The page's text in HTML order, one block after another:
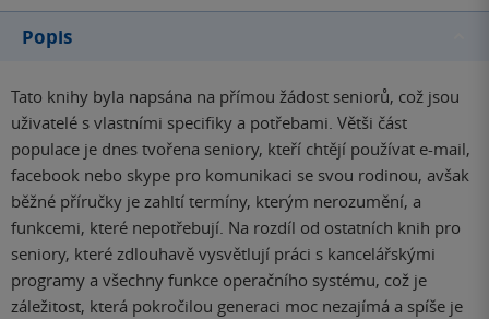
Popis
Tato knihy byla napsána na přímou žádost seniorů, což jsou
uživatelé s vlastními specifiky a potřebami. Větši část
populace je dnes tvořena seniory, kteří chtějí používat e-mail,
facebook nebo skype pro komunikaci se svou rodinou, avšak
běžné příručky je zahltí termíny, kterým nerozumění, a
funkcemi, které nepotřebují. Na rozdíl od ostatních knih pro
seniory, které zdlouhavě vysvětlují práci s kancelářskými
programy a všechny funkce operačního systému, což je
záležitost, která pokročilou generaci moc nezajímá a spíše je